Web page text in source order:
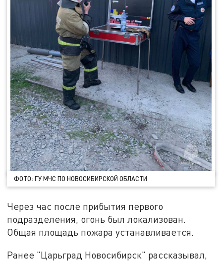
ФОТО: ГУ МЧС ПО НОВОСИБИРСКОЙ ОБЛАСТИ
Через час после прибытия первого
подразделения, огонь был локализован.
Общая площадь пожара устанавливается.
Ранее "Царьград Новосибирск" рассказывал,